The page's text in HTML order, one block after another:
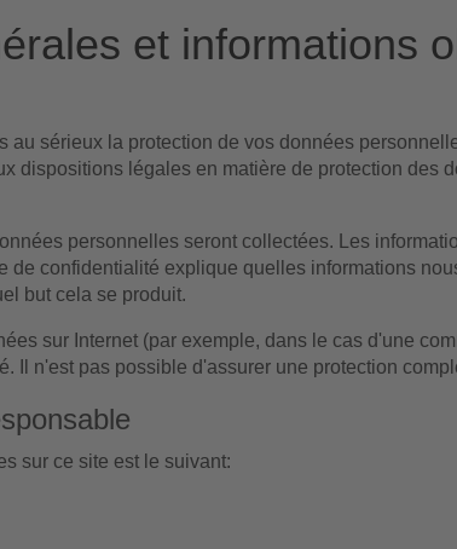
et informations
au sérieux la protection de vos données
dispositions légales en matière de protection des
personnelles seront collectées. Les
de confidentialité explique quelles informations
but cela se produit.
sur Internet (par exemple, dans le cas d'une
Il n'est pas possible d'assurer une protection
sur ce site est le suivant: